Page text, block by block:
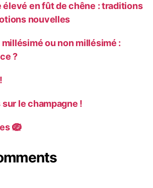
élevé en fût de chêne : traditions
nouvelles
millésimé ou non millésimé :
?
le champagne !
🪺